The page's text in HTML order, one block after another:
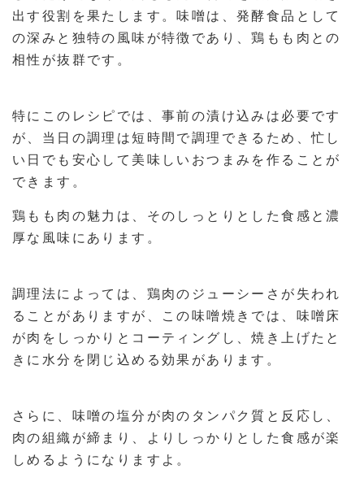
出す役割を果たします。味噌は、発酵食品として
の深みと独特の風味が特徴であり、鶏もも肉との
相性が抜群です。
特にこのレシピでは、事前の漬け込みは必要です
が、当日の調理は短時間で調理できるため、忙し
い日でも安心して美味しいおつまみを作ることが
できます。
鶏もも肉の魅力は、そのしっとりとした食感と濃
厚な風味にあります。
調理法によっては、鶏肉のジューシーさが失われ
ることがありますが、この味噌焼きでは、味噌床
が肉をしっかりとコーティングし、焼き上げたと
きに水分を閉じ込める効果があります。
さらに、味噌の塩分が肉のタンパク質と反応し、
肉の組織が締まり、よりしっかりとした食感が楽
しめるようになりますよ。